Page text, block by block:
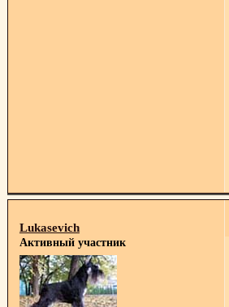
Lukasevich
Активный участник